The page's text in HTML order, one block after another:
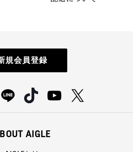
規会員登録
AIGLE